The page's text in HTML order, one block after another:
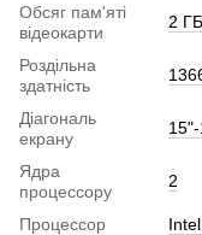
Обсяг пам'яті
відеокарти
2 ГБ
Роздільна
здатність
Діагональ
екрану
Ядра
процессору
2
Процессор